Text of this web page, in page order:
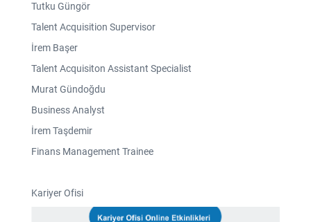
Tutku Güngör
Talent Acquisition Supervisor
İrem Başer
Talent Acquisiton Assistant Specialist
Murat Gündoğdu
Business Analyst
İrem Taşdemir
Finans Management Trainee
Kariyer Ofisi